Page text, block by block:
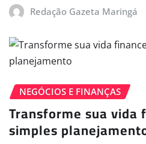
Redação Gazeta Maringá
NEGÓCIOS E FINANÇAS
Transforme sua vida
simples